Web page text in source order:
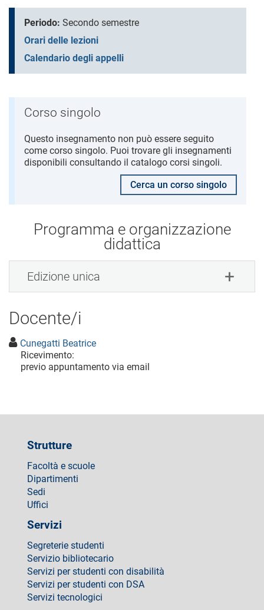
Periodo: Secondo semestre
Orari delle lezioni
Calendario degli appelli
Corso singolo
Questo insegnamento non può essere seguito
come corso singolo. Puoi trovare gli insegnamenti
disponibili consultando il catalogo corsi singoli.
Cerca un corso singolo
Programma e organizzazione
didattica
Edizione unica
Docente/i
Cunegatti Beatrice
Ricevimento:
previo appuntamento via email
Strutture
Facoltà e scuole
Dipartimenti
Sedi
Uffici
Servizi
Segreterie studenti
Servizio bibliotecario
Servizi per studenti con disabilità
Servizi per studenti con DSA
Servizi tecnologici